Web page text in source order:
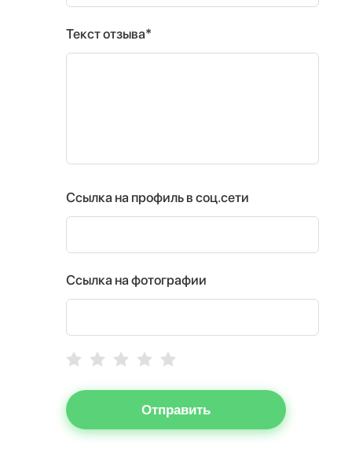
Текст отзыва*
Ссылка на профиль в соц.сети
Ссылка на фотографии
Отправить